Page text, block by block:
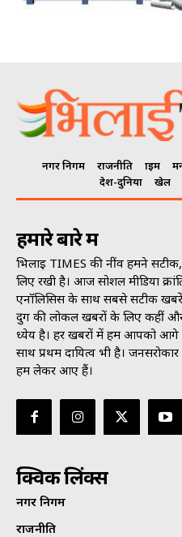
नगर निगम राजनीति क्राइम
देश-दुनिया
खेल
हमारे बारे में
भिलाई TIMES की नींव हमने
लिए रखी है। आज सोशल मीडिया
एनॉलिसिस के साथ सबसे सटीक खबरें
दुर्ग की लोकल खबरों के लिए कहीं
ध्येय है। हर खबरों में हम आपको आगे
साथ प्रथम दायित्व भी है।
हम लेकर आए हैं।
क्विक लिंक्स
नगर निगम
राजनीति